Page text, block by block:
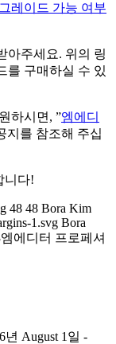
레이드 가능 여부
아주세요. 위의 링
를 구매하실 수 있
하시면, ”엠에디
지를 참조해 주십
니다!
48 48 Bora Kim
1.svg Bora
엠에디터 프로페셔
년 August 1일 -